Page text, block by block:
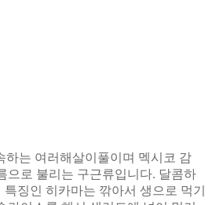
하는 여러해살이풀이며 멕시코 감
으로 불리는 구근류입니다. 달콤하
징인 히카마는 깎아서 생으로 먹기